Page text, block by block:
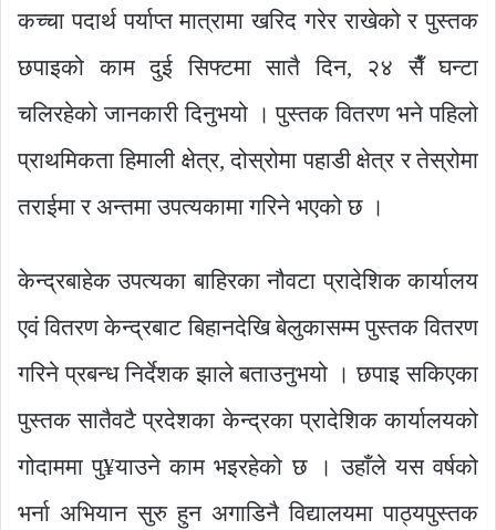
कच्चा पदार्थ पर्याप्त मात्रामा खरिद गरेर राखेको र पुस्तक
छपाइको काम दुई सिफ्टमा सातै दिन, २४ सैँ घन्टा
चलिरहेको जानकारी दिनुभयो । पुस्तक वितरण भने पहिलो
प्राथमिकता हिमाली क्षेत्र, दोस्रोमा पहाडी क्षेत्र र तेस्रोमा
तराईमा र अन्तमा उपत्यकामा गरिने भएको छ ।
केन्द्रबाहेक उपत्यका बाहिरका नौवटा प्रादेशिक कार्यालय
एवं वितरण केन्द्रबाट बिहानदेखि बेलुकासम्म पुस्तक वितरण
गरिने प्रबन्ध निर्देशक झाले बताउनुभयो । छपाइ सकिएका
पुस्तक सातैवटै प्रदेशका केन्द्रका प्रादेशिक कार्यालयको
गोदाममा पु¥याउने काम भइरहेको छ । उहाँले यस वर्षको
भर्ना अभियान सुरु हुन अगाडिनै विद्यालयमा पाठ्यपुस्तक